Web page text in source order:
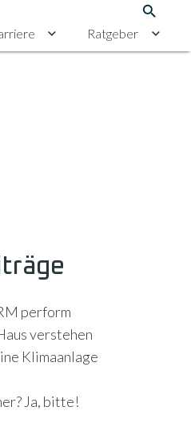
umschalten
für Unternehmen umschalten
Untermenü für Karriere
Ratgeber
perform
verstehen
Klimaanlage
Ja, bitte!